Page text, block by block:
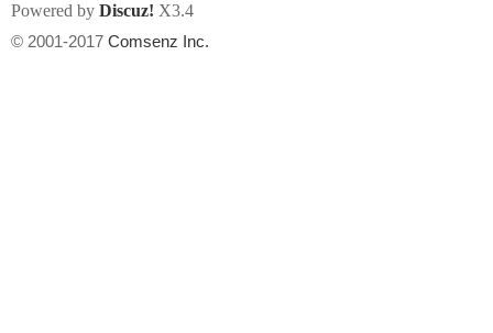
Powered by Discuz! X3.4
© 2001-2017 Comsenz Inc.